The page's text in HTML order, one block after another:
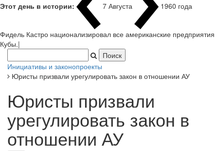
Этот день в истории: 7 Августа 1960 года
Фидель Кастро национализировал все американские предприятия
Кубы.|
Инициативы и законопроекты
Юристы призвали урегулировать закон в отношении АУ
Юристы призвали
урегулировать закон в
отношении АУ